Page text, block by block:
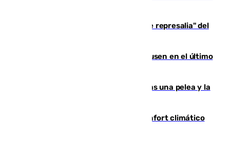
Italia responde ante las "medidas de represalia" del
El Sevilla se desinfla ante el Leverkusen en el último
Tensión en la prisión de Alhaurín tras una pelea y la
Málaga contabiliza 148 zonas de confort climático